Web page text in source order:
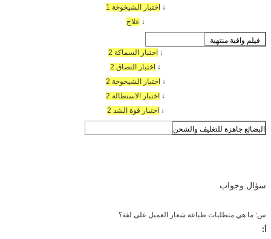
↓ اختبار الشيخوخة 1
↓ علاج
فيلم واقية منتهية
↓ اختبار السماكة 2
↓ اختبار التصاق 2
↓ اختبار الشيخوخة 2
↓ اختبار الاستطالة 2
↓ اختبار قوة الشد 2
البضائع جاهزة للتغليف والشحن
سؤال وجواب
س: ما هي متطلبات طباعة شعار العميل على لفة؟
أ: